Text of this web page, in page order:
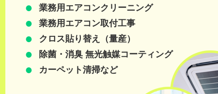
業務用エアコンクリーニング
業務用エアコン取付工事
クロス貼り替え（量産）
除菌・消臭 無光触媒コーティング
カーペット清掃など